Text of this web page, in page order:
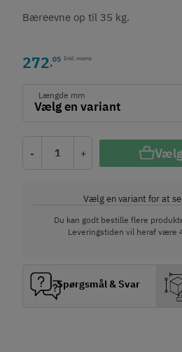
Bæreevne op til 35 kg.
272,05 Inkl. moms
Længde mm
- +
Vælg en variant for at
Du kan godt bestille flere
Leveringstiden vil heraf være
Spørgsmål & Svar